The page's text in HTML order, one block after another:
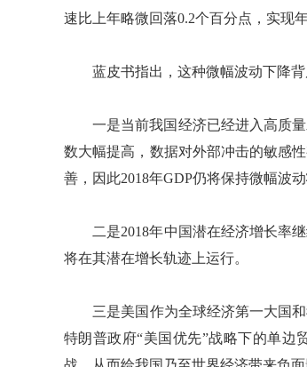
速比上年略微回落0.2个百分点，实现
蓝皮书指出，这种微幅波动下降背
一是当前我国经济已经进入高质量
数大幅提高，数据对外部冲击的敏感
善，因此2018年GDP仍将保持微幅波动
二是2018年中国潜在经济增长率继
将在其潜在增长轨迹上运行。
三是美国作为全球经济第一大国和
特朗普政府“美国优先”战略下的单边